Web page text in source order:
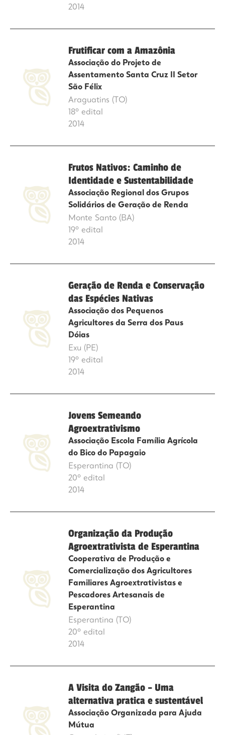
2014
Frutificar com a Amazônia
Associação do Projeto de
Assentamento Santa Cruz II Setor
São Félix
Araguatins (TO)
18º edital
2014
Frutos Nativos: Caminho de
Identidade e Sustentabilidade
Associação Regional dos Grupos
Solidários de Geração de Renda
Monte Santo (BA)
19º edital
2014
Geração de Renda e Conservação
das Espécies Nativas
Associação dos Pequenos
Agricultores da Serra dos Paus
Dóias
Exu (PE)
19º edital
2014
Jovens Semeando
Agroextrativismo
Associação Escola Família Agrícola
do Bico do Papagaio
Esperantina (TO)
20º edital
2014
Organização da Produção
Agroextrativista de Esperantina
Cooperativa de Produção e
Comercialização dos Agricultores
Familiares Agroextrativistas e
Pescadores Artesanais de
Esperantina
Esperantina (TO)
20º edital
2014
A Visita do Zangão – Uma
alternativa pratica e sustentável
Associação Organizada para Ajuda
Mútua